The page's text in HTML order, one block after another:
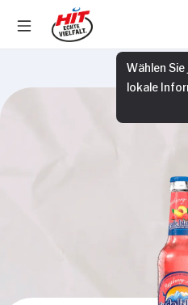
Wählen
lokale